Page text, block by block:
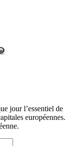
jour l’essentiel de
européennes.